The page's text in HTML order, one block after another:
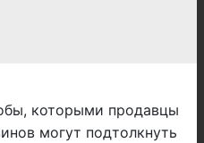
которыми продавцы
могут подтолкнуть